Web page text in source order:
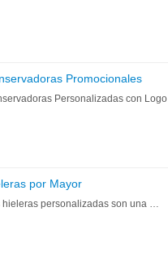
Promocionales
Personalizadas con
por Mayor
hieleras personalizadas son una …